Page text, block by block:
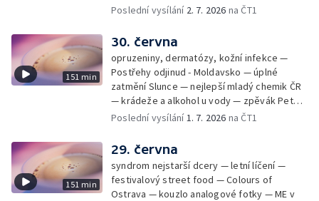
Poslední vysílání 2. 7. 2026 na ČT1
151 min
30. června
opruzeniny, dermatózy, kožní infekce —
Postřehy odjinud - Moldavsko — úplné
zatmění Slunce — nejlepší mladý chemik ČR
— krádeže a alkohol u vody — zpěvák Peter
Cmorik
Poslední vysílání1. 7. 2026 na ČT1
151 min
29. června
syndrom nejstarší dcery — letní líčení —
festivalový street food — Colours of
Ostrava — kouzlo analogové fotky — ME v